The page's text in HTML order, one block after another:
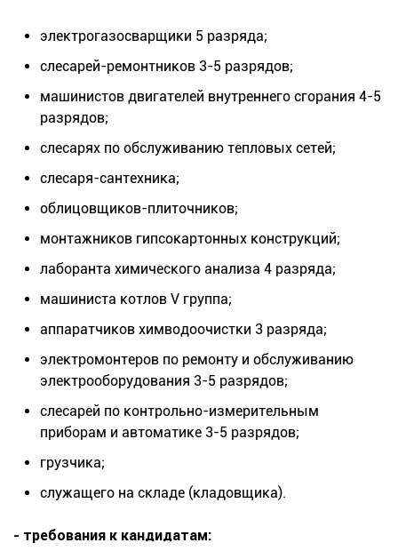
электрогазосварщики 5 разряда;
слесарей-ремонтников 3-5 разрядов;
машинистов двигателей внутреннего сгорания 4-5
разрядов;
слесарях по обслуживанию тепловых сетей;
слесаря-сантехника;
облицовщиков-плиточников;
монтажников гипсокартонных конструкций;
лаборанта химического анализа 4 разряда;
машиниста котлов V группа;
аппаратчиков химводоочистки 3 разряда;
электромонтеров по ремонту и обслуживанию
электрооборудования 3-5 разрядов;
слесарей по контрольно-измерительным
приборам и автоматике 3-5 разрядов;
грузчика;
служащего на складе (кладовщика).
- требования к кандидатам: